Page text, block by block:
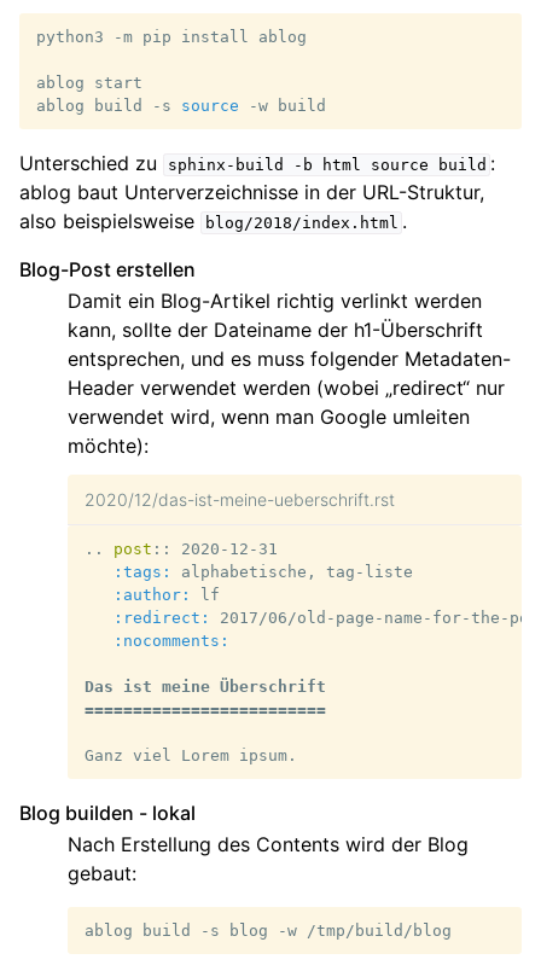
python3 -m pip install ablog
ablog
start
ablog
build -s source -w
Unterschied zu sphinx-build -b html source build :
ablog baut Unterverzeichnisse in der URL-Struktur,
also beispielsweise
blog/2018/index.html .
Blog-Post erstellen
Damit ein Blog-Artikel richtig verlinkt werden
kann, sollte der Dateiname der h1-Überschrift
entsprechen, und es muss folgender Metadaten-
Header verwendet werden (wobei „redirect“ nur
verwendet wird, wenn man Google umleiten
möchte):
2020/12/das-ist-meine-ueberschrift.rst
.. post ::
2020-12-31
:tags:
alphabetische, tag-liste
:author:
lf
:redirect:
2017/06/old-page-name-for-the-
:nocomments:
Das ist meine Überschrift
=========================
Blog builden - lokal
Nach Erstellung des Contents wird der Blog
gebaut:
ablog build -s blog -w